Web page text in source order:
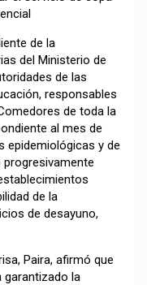
de la
del Ministerio de
de las
responsables
de toda la
al mes de
epidemiológicas y de
de la
de desayuno,
Paira, afirmó que
garantizado la